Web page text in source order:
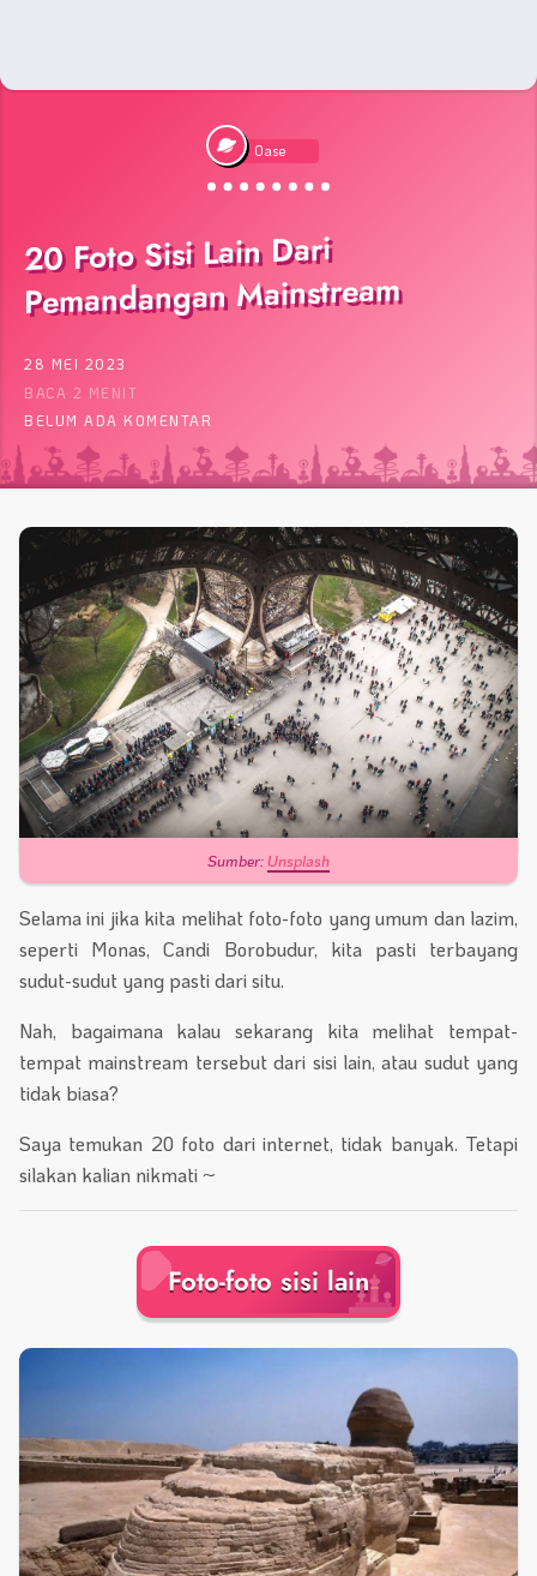
Oase
20 Foto Sisi Lain Dari
Pemandangan Mainstream
28 MEI 2023
BACA 2 MENIT
BELUM ADA KOMENTAR
Sumber:Unsplash
Selama ini jika kita melihat foto-foto yang umum dan lazim,
seperti Monas, Candi Borobudur, kita pasti terbayang
sudut-sudut yang pasti dari situ.
Nah, bagaimana kalau sekarang kita melihat tempat-
tempat mainstream tersebut dari sisi lain, atau sudut yang
tidak biasa?
Saya temukan 20 foto dari internet, tidak banyak. Tetapi
silakan kalian nikmati ~
Foto-foto sisi lain